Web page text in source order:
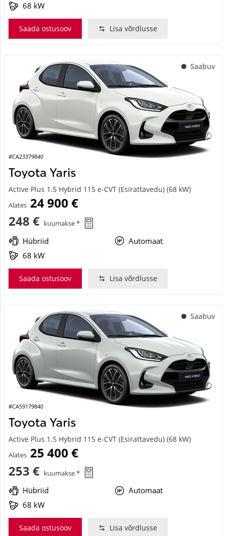
68 kW
Saada ostusoov Lisa võrdlusse
Saabuv
#CA23379840
Toyota Yaris
Active Plus 1.5 Hybrid 115 e-CVT (Esirattavedu) (68 kW)
Alates 24 900 €
248 € kuumakse *
Hübriid
Automaat
68 kW
Saada ostusoov Lisa võrdlusse
Saabuv
#CA59179840
Toyota Yaris
Active Plus 1.5 Hybrid 115 e-CVT (Esirattavedu) (68 kW)
Alates 25 400 €
253 € kuumakse *
Hübriid
Automaat
68 kW
Saada ostusoov Lisa võrdlusse